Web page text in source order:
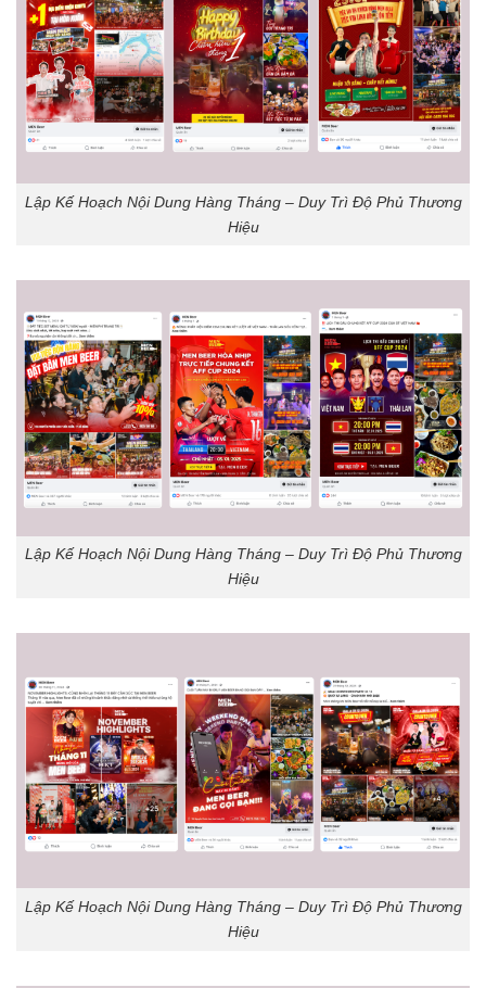
Lập Kế Hoạch Nội Dung Hàng Tháng – Duy Trì Độ Phủ Thương
Hiệu
Lập Kế Hoạch Nội Dung Hàng Tháng – Duy Trì Độ Phủ Thương
Hiệu
Lập Kế Hoạch Nội Dung Hàng Tháng – Duy Trì Độ Phủ Thương
Hiệu